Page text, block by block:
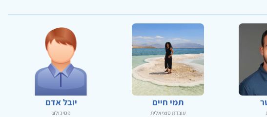
תמי חיים
עובדת סוציאלית
יובל אדם
פסיכולוג